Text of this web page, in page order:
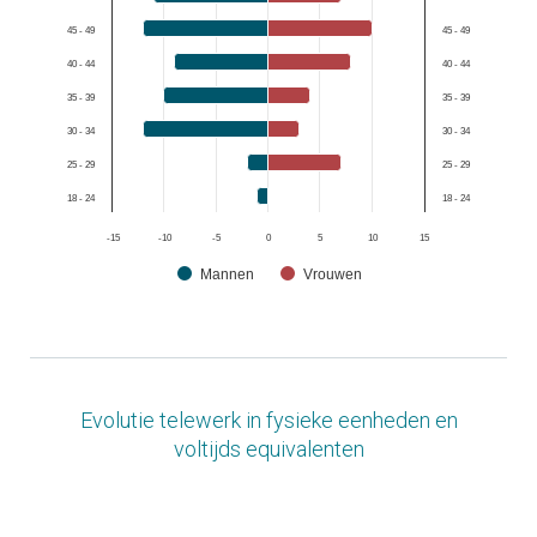
Mannen Vrouwen
-15 -10 -5 0 5 10 15
18 - 24
25 - 29
30 - 34
35 - 39
40 - 44
45 - 49
18 - 24
25 - 29
30 - 34
35 - 39
40 - 44
45 - 49
Evolutie telewerk in fysieke eenheden en
voltijds equivalenten